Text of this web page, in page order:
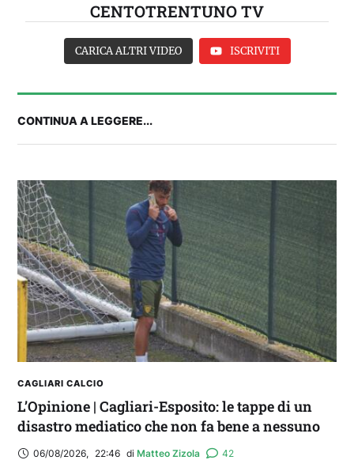
CENTOTRENTUNO TV
Balliana: “Firmare con la Bora è come andare al
Real Madrid. Ora obiettivo Lunigiana”
CARICA ALTRI VIDEO ISCRIVITI
CONTINUA A LEGGERE...
CAGLIARI CALCIO
L’Opinione | Cagliari-Esposito: le tappe di un
disastro mediatico che non fa bene a nessuno
06/08/2026, 22:46 di Matteo Zizola 42